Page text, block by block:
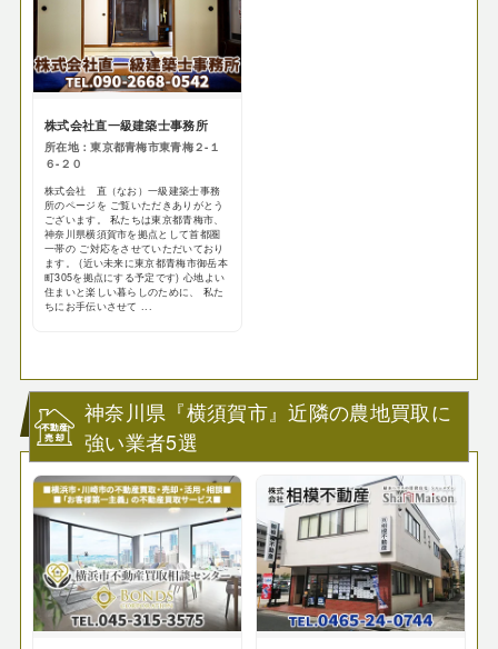
株式会社直一級建築士事務所
所在地：東京都青梅市東青梅２-１
６-２０
株式会社 直（なお）一級建築士事務
所のページを ご覧いただきありがとう
ございます。 私たちは東京都青梅市、
神奈川県横須賀市を拠点として首都圏
一帯の ご対応をさせていただいており
ます。 (近い未来に東京都青梅市御岳本
町305を拠点にする予定です) 心地よい
住まいと楽しい暮らしのために、 私た
ちにお手伝いさせて ...
神奈川県『横須賀市』近隣の農地買取に
強い業者5選